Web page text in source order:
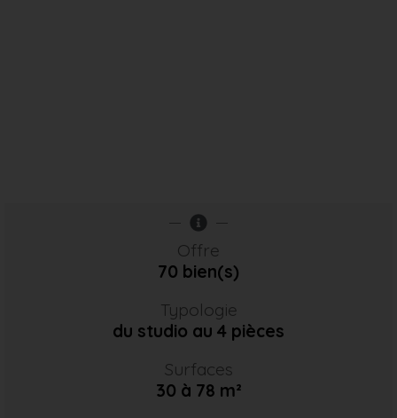
Offre
70 bien(s)
Typologie
du studio au 4 pièces
Surfaces
30 à 78 m²